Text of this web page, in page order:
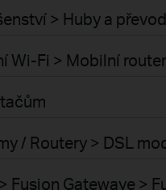
> Huby a
Wi-Fi > Mobilní
/ Routery > DSL
Fusion Gatewaye >